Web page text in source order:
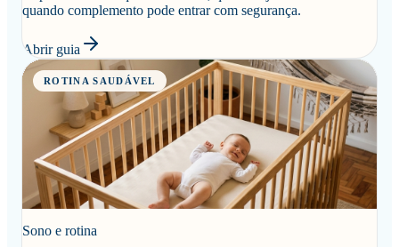
quando complemento pode entrar com segurança.
Abrir guia
ROTINA SAUDÁVEL
Sono e rotina